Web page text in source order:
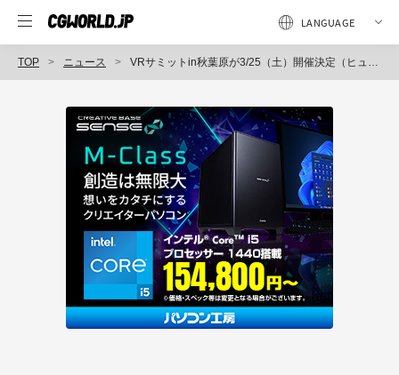
TOP ニュース VRサミットin秋葉原が3/25（土）開催決定（ヒューマンアカデミー）